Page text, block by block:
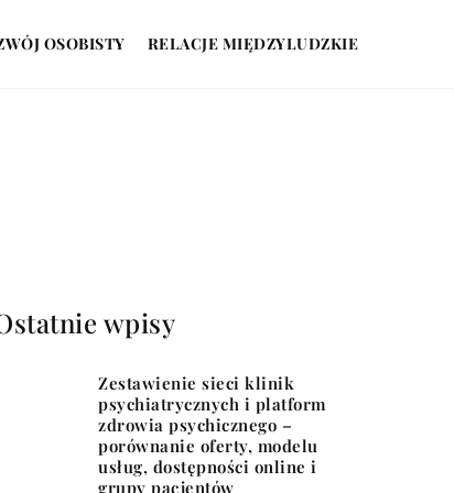
OSOBISTY RELACJE MIĘDZYLUDZKIE
wpisy
Zestawienie sieci klinik
psychiatrycznych i platform
zdrowia psychicznego –
porównanie oferty, modelu
usług, dostępności online i
grupy pacjentów